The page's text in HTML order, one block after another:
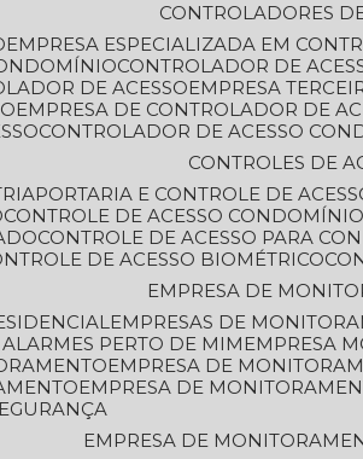
CONTROLADORES
EMPRESA ESPECIALIZADA EM
CONTROLADOR DE
DE ACESSO
EMPRESA
EMPRESA DE CONTROLADOR DE
CONTROLADOR DE ACESSO
CONTROLES DE
PORTARIA E CONTROLE DE
CONTROLE DE ACESSO CONDOMÍNIO
CONTROLE DE ACESSO PARA
DE ACESSO BIOMÉTRICO
EMPRESA DE
EMPRESAS DE
PERTO DE MIM
EMPRESA
EMPRESA DE
EMPRESA DE
EMPRESA DE